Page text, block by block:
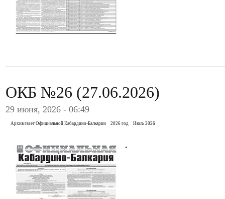
ОКБ №26 (27.06.2026)
29 июня, 2026 - 06:49
Архив газет Официальной Кабардино-Балкарии 2026 год Июль 2026
.